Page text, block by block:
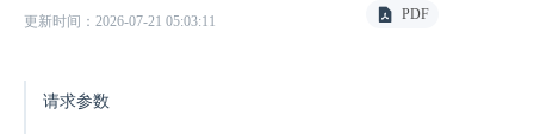
更新时间：2026-07-21 05:03:11 PDF
请求参数